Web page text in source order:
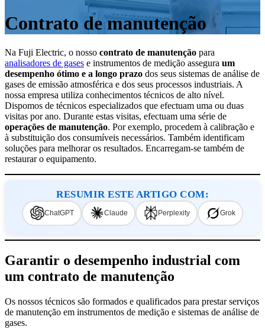
Contrato de manutenção
Na Fuji Electric, o nosso contrato de manutenção para
analisadores de gases e instrumentos de medição assegura um
desempenho ótimo e a longo prazo dos seus sistemas de análise de
gases de emissão atmosférica e dos seus processos industriais. A
nossa empresa utiliza conhecimentos técnicos de alto nível.
Dispomos de técnicos especializados que efectuam uma ou duas
visitas por ano. Durante estas visitas, efectuam uma série de
operações de manutenção. Por exemplo, procedem à calibração e
à substituição dos consumíveis necessários. Também identificam
soluções para melhorar os resultados. Encarregam-se também de
restaurar o equipamento.
RESUMIR ESTE ARTIGO COM:
ChatGPT Claude Perplexity Grok
Garantir o desempenho industrial com
um contrato de manutenção
Os nossos técnicos são formados e qualificados para prestar serviços
de manutenção em instrumentos de medição e sistemas de análise de
gases.